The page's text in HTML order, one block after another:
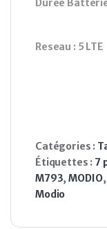
Durée
Reseau : 5 LTE
Catégories :
Étiquettes : 7
M793,MODIO,
Modio